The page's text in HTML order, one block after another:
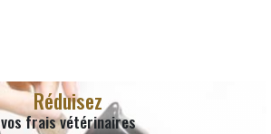
Réduisez
vos frais vétérinaires